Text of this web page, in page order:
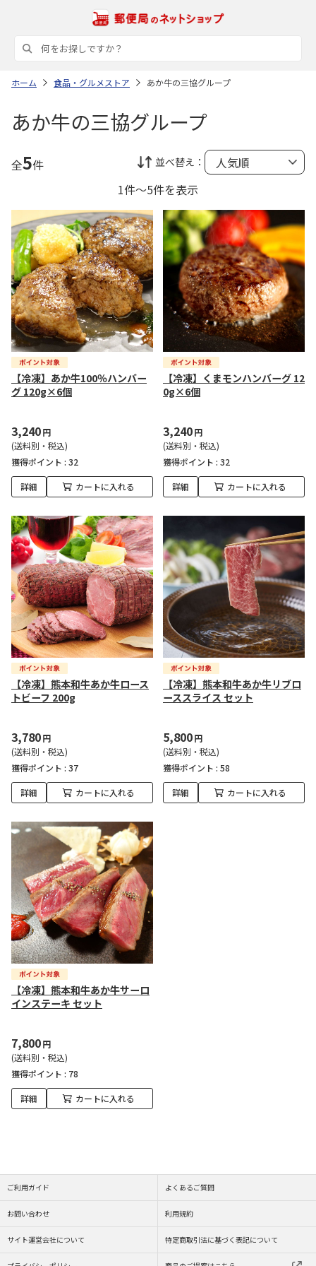
ホーム 食品・グルメストア あか牛の三協グループ
あか牛の三協グループ
全5件 並べ替え：
1件～5件を表示
【冷凍】あか牛100％ハンバー
グ 120g×6個
3,240円
(送料別・税込)
獲得ポイント : 32
詳細 カートに入れる
【冷凍】くまモンハンバーグ 12
0g×6個
3,240円
(送料別・税込)
獲得ポイント : 32
詳細 カートに入れる
【冷凍】熊本和牛あか牛ロース
トビーフ 200g
3,780円
(送料別・税込)
獲得ポイント : 37
詳細 カートに入れる
【冷凍】熊本和牛あか牛リブロ
ーススライス セット
5,800円
(送料別・税込)
獲得ポイント : 58
詳細 カートに入れる
【冷凍】熊本和牛あか牛サーロ
インステーキ セット
7,800円
(送料別・税込)
獲得ポイント : 78
詳細 カートに入れる
ご利用ガイド よくあるご質問
お問い合わせ 利用規約
サイト運営会社について 特定商取引法に基づく表記について